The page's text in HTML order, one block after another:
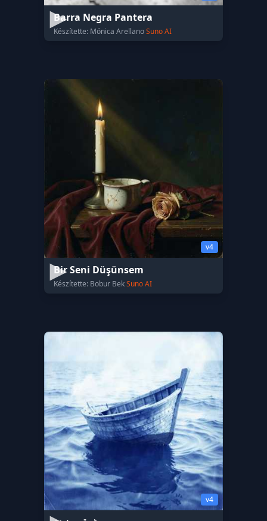
Barra Negra Pantera
Készítette: Mónica ArellanoSuno AI
v4
Bir Seni Düşünsem
Készítette: Bobur BekSuno AI
v4